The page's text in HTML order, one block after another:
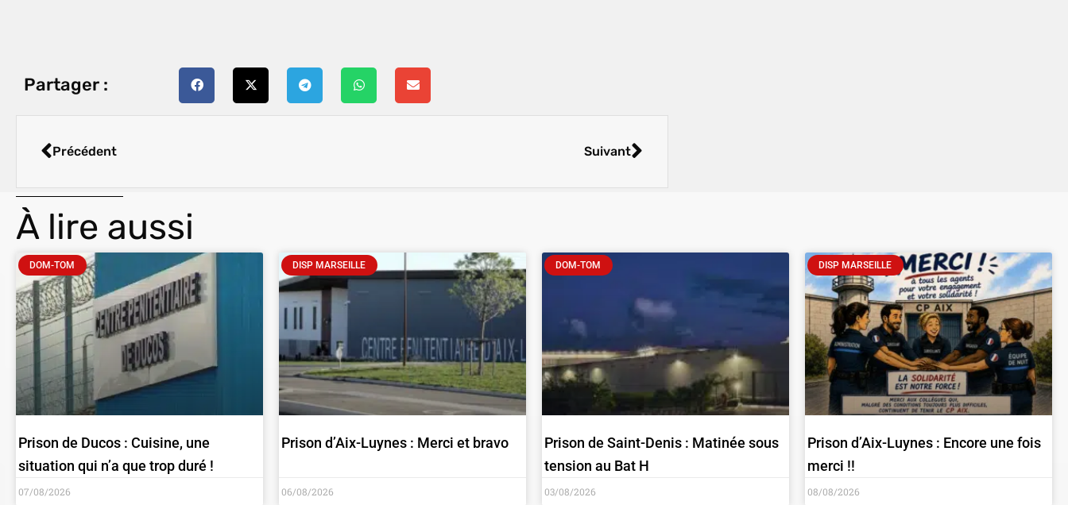
Partager :
Précédent Suivant
À lire aussi
DOM-TOM
Prison de Ducos : Cuisine, une
situation qui n’a que trop duré !
07/08/2026
DISP MARSEILLE
Prison d’Aix-Luynes : Merci et bravo
06/08/2026
DOM-TOM
Prison de Saint-Denis : Matinée sous
tension au Bat H
03/08/2026
DISP MARSEILLE
Prison d’Aix-Luynes : Encore une fois
merci !!
08/08/2026